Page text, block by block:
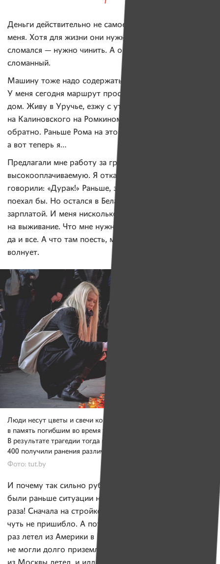
Деньги действительно не самое главное теперь для
меня. Хотя для жизни они нужны. Телевизор вот
сломался — нужно чинить. А он так и стоит,
сломанный.
Машину тоже надо содержать… Но зачем она мне?
У меня сегодня маршрут простой: дом — работа —
дом. Живу в Уручье, езжу с утра в манеж
на Калиновского на Ромкином велосипеде, потом
обратно. Раньше Рома на этом велосипеде ездил,
а вот теперь я…
Предлагали мне работу за границей, довольно
высокооплачиваемую. Я отказался. И мне многие
говорили: «Дурак!» Раньше, знаете, наверное,
поехал бы. Но остался в Беларуси, с маленькой
зарплатой. И меня нисколько не пугает такая игра
на выживание. Что мне нужно? За квартиру заплатить,
да и все. А что там поесть, меня даже это не сильно
волнует.
Люди несут цветы и свечи ко входу на ст. м. «Октябрьская»
в память погибшим во время теракта 11 апреля 2011 года.
В результате трагедии тогда погибли 15 человек. Еще около
400 получили ранения различной степени тяжести.
Фото: tut.by
И почему так сильно рубануло? Ведь у меня у самого
были раньше ситуации на грани жизни и смерти. Три
раза! Сначала на стройке как-то плита упала, меня
чуть не пришибло. А потом два раза в самолете: один
раз летел из Америки в Ирландию, шасси замерзло,
не могли долго приземлиться, а потом как-то